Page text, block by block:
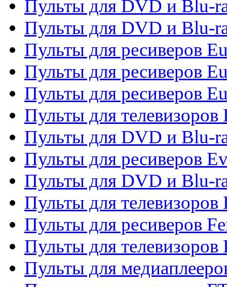
Пульты для DVD и Blu-
Пульты для DVD и Blu-
Пульты для ресиверов
Пульты для ресиверов
Пульты для ресиверов
Пульты для телевизоров
Пульты для DVD и Blu-
Пульты для ресиверов
Пульты для DVD и Blu-
Пульты для телевизоров
Пульты для ресиверов
Пульты для
Пульты для